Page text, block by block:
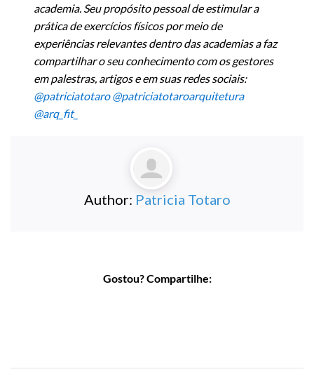
academia. Seu propósito pessoal de estimular a
prática de exercícios físicos por meio de
experiências relevantes dentro das academias a faz
compartilhar o seu conhecimento com os gestores
em palestras, artigos e em suas redes sociais:
@patriciatotaro@patriciatotaroarquitetura
@arq_fit_
Author: Patricia Totaro
Gostou? Compartilhe: